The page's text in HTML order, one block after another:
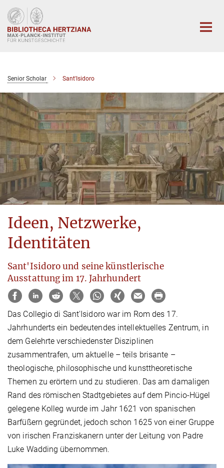
Hauptinhalt
Senior Scholar Sant'Isidoro
Ideen, Netzwerke,
Identitäten
Sant'Isidoro und seine künstlerische
Ausstattung im 17. Jahrhundert
Das Collegio di Sant'Isidoro war im Rom des 17.
Jahrhunderts ein bedeutendes intellektuelles Zentrum, in
dem Gelehrte verschiedenster Disziplinen
zusammentrafen, um aktuelle – teils brisante –
theologische, philosophische und kunsttheoretische
Themen zu erörtern und zu studieren. Das am damaligen
Rand des römischen Stadtgebietes auf dem Pincio-Hügel
gelegene Kolleg wurde im Jahr 1621 von spanischen
Barfüßern gegründet, jedoch schon 1625 von einer Gruppe
von irischen Franziskanern unter der Leitung von Padre
Luke Wadding übernommen.